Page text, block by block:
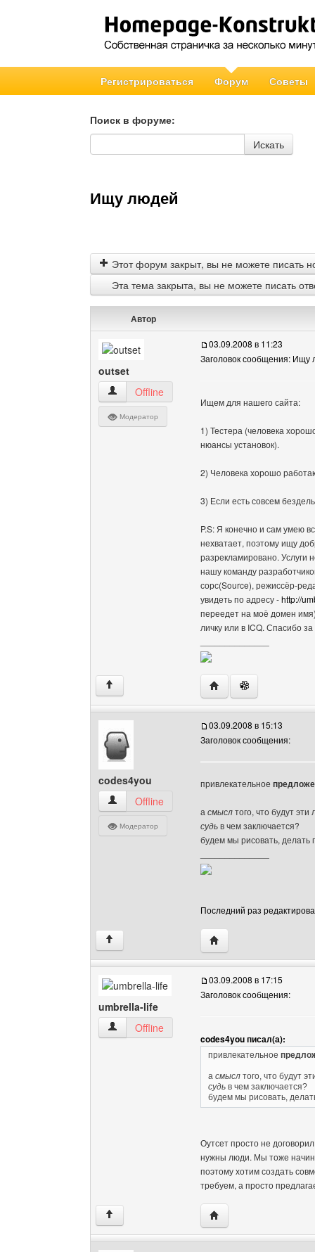
Регистрироваться Форум Советы
Поиск в форуме:
Поиск в форуме
Искать
Ищу людей
Этот форум закрыт, вы не можете писать
Эта тема закрыта, вы не можете писать
Автор
outset
outset Посмотреть профиль
Offline
Модератор
03.09.2008 в 11:23
Заголовок сообщения: Ищу
Ищем для нашего сайта:
1) Тестера (человека
нюансы установок).
2) Человека хорошо
3) Если есть совсем
P.S: Я конечно и сам умею
нехватает, поэтому ищу
разрекламировано. Услуги
нашу команду
сорс(Source), режиссёр-
увидеть по адресу -http://
переедет на моё домен
личку или в ICQ. Спасибо
↑ Посетить сайт
codes4you
codes4you Посмотреть профиль
Offline
Модератор
03.09.2008 в 15:13
Заголовок сообщения:
привлекательное
а смыслтого, что будут
судьв чем заключается?
будем мы рисовать, делать
Последний раз
↑ Посетить сайт
umbrella-life
umbrella-life Посмотреть профиль
Offline
03.09.2008 в 17:15
Заголовок сообщения:
codes4you писал(а):
привлекательное
а смысл того, что будут
судь в чем заключается?
будем мы рисовать,
Оутсет просто не
нужны люди. Мы тоже
поэтому хотим создать
требуем, а просто
↑ Посетить сайт